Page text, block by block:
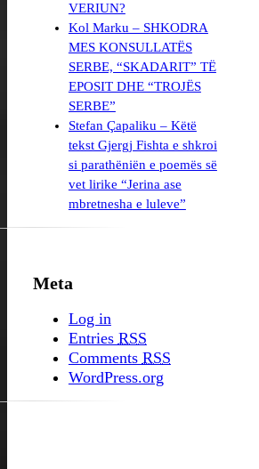
VERIUN?
Kol Marku – SHKODRA
MES KONSULLATËS
SERBE, “SKADARIT” TË
EPOSIT DHE “TROJËS
SERBE”
Stefan Çapaliku – Këtë
tekst Gjergj Fishta e shkroi
si parathëniën e poemës së
vet lirike “Jerina ase
mbretnesha e luleve”
Meta
Log in
Entries RSS
Comments RSS
WordPress.org